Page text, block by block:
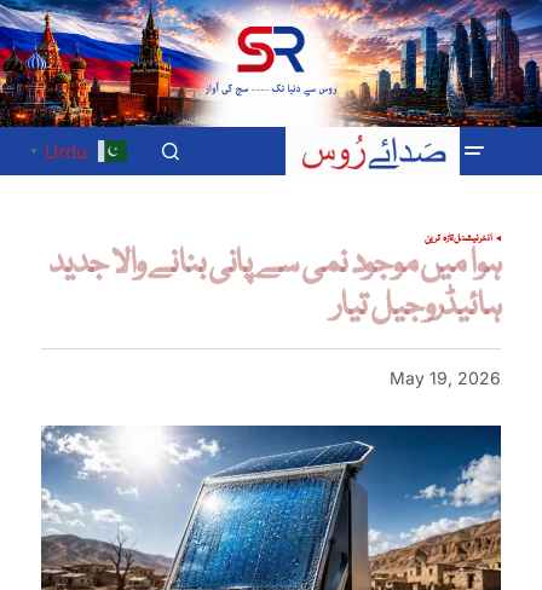
Urdu
▼
انٹرنیشنلتازہ ترین
ہوا میں موجود نمی سے پانی بنانے والا جدید
ہائیڈروجیل تیار
May 19, 2026